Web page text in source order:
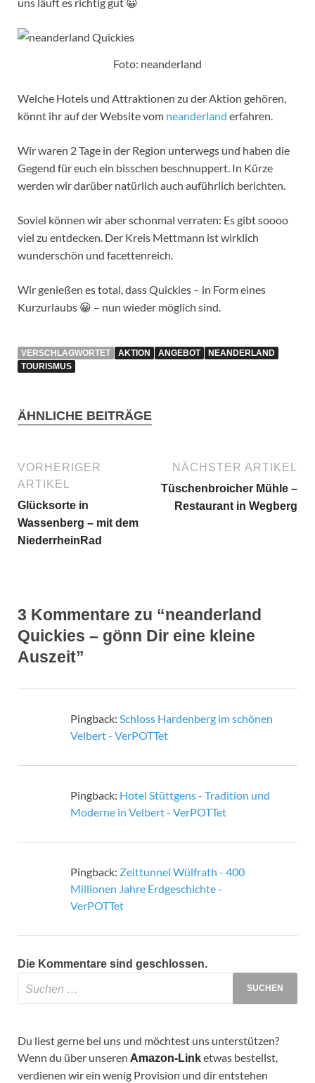
Foto: neanderland
Welche Hotels und Attraktionen zu der Aktion gehören,
könnt ihr auf der Website vom neanderland erfahren.
Wir waren 2 Tage in der Region unterwegs und haben die
Gegend für euch ein bisschen beschnuppert. In Kürze
werden wir darüber natürlich auch auführlich berichten.
Soviel können wir aber schonmal verraten: Es gibt soooo
viel zu entdecken. Der Kreis Mettmann ist wirklich
wunderschön und facettenreich.
Wir genießen es total, dass Quickies – in Form eines
Kurzurlaubs 😀 – nun wieder möglich sind.
VERSCHLAGWORTET AKTION ANGEBOT
NEANDERLAND
TOURISMUS
ÄHNLICHE BEITRÄGE
VORHERIGER
ARTIKEL
Glücksorte in
Wassenberg – mit dem
NiederrheinRad
NÄCHSTER ARTIKEL
Tüschenbroicher Mühle –
Restaurant in Wegberg
3 Kommentare zu “neanderland
Quickies – gönn Dir eine kleine
Auszeit”
Pingback: Schloss Hardenberg im schönen
Velbert - VerPOTTet
Pingback: Hotel Stüttgens - Tradition und
Moderne in Velbert - VerPOTTet
Pingback: Zeittunnel Wülfrath - 400
Millionen Jahre Erdgeschichte -
VerPOTTet
Die Kommentare sind geschlossen.
Du liest gerne bei uns und möchtest uns unterstützen?
Wenn du über unseren Amazon-Linketwas bestellst,
verdienen wir ein wenig Provision und dir entstehen